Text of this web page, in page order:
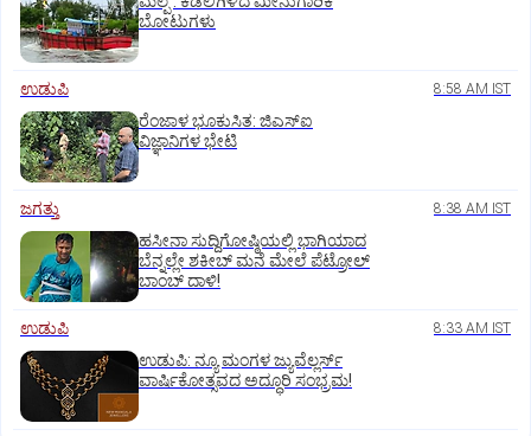
ಬೋಟುಗಳು
ಉಡುಪಿ 8:58 AM IST
ರೆಂಜಾಳ ಭೂಕುಸಿತ: ಜಿಎಸ್‌ಐ
ವಿಜ್ಞಾನಿಗಳ ಭೇಟಿ
ಜಗತ್ತು 8:38 AM IST
ಹಸೀನಾ ಸುದ್ದಿಗೋಷ್ಠಿಯಲ್ಲಿ ಭಾಗಿಯಾದ
ಬೆನ್ನಲ್ಲೇ ಶಕೀಬ್ ಮನೆ ಮೇಲೆ ಪೆಟ್ರೋಲ್
ಬಾಂಬ್ ದಾಳಿ!
ಉಡುಪಿ 8:33 AM IST
ಉಡುಪಿ: ನ್ಯೂ ಮಂಗಳ ಜ್ಯುವೆಲ್ಲರ್ಸ್
ವಾರ್ಷಿಕೋತ್ಸವದ ಅದ್ಧೂರಿ ಸಂಭ್ರಮ!